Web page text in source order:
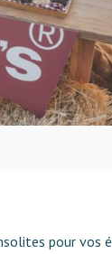
pour vos